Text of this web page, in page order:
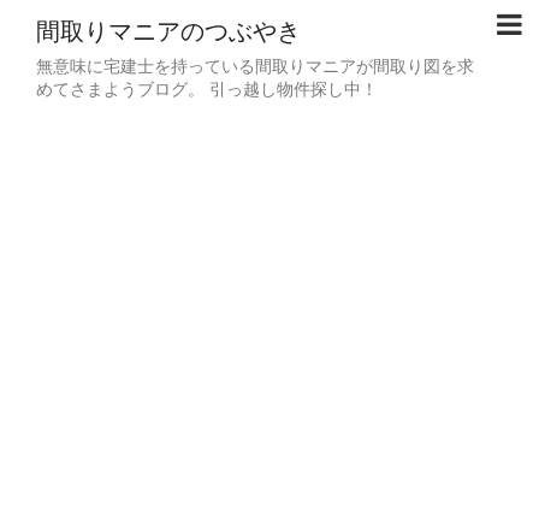
間取りマニアのつぶやき
無意味に宅建士を持っている間取りマニアが間取り図を求
めてさまようブログ。 引っ越し物件探し中！